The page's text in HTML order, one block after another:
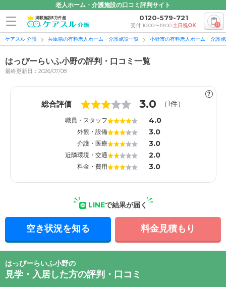
老人ホーム・介護施設の口コミ評判サイト
掲載施設5万件超 0120-579-721
受付 10:00〜19:00土日祝OK 0
ケアスル 介護 兵庫県の有料老人ホーム・介護施設一覧 小野市の有料老人ホーム・介護
はっぴーらいふ小野の評判・口コミ一覧
最終更新日：2026/07/08
?
総合評価 3.0 （1件）
職員・スタッフ 4.0
外観・設備 3.0
介護・医療 3.0
近隣環境・交通 2.0
料金・費用 3.0
LINEで結果が届く
空き状況を知る 料金見積もり
はっぴーらいふ小野の
見学・入居した方の評判・口コミ